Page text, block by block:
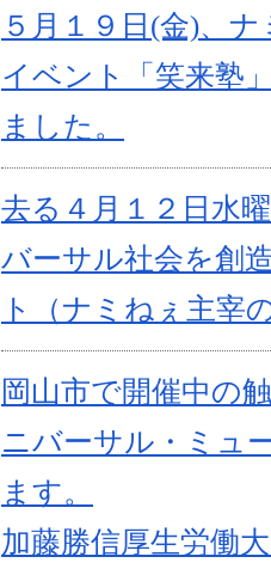
５月１９日(金)、
イベント「笑来塾
ました。
去る４月１２日水
バーサル社会を創
ト（ナミねぇ主宰
岡山市で開催中の
ニバーサル・ミュ
ます。
加藤勝信厚生労働